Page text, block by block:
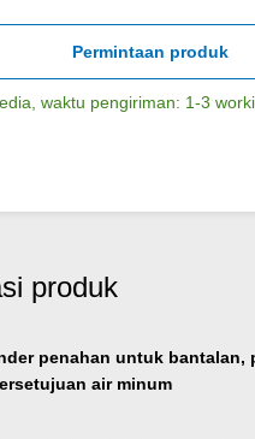
Permintaan produk
waktu pengiriman: 1-3
produk
penahan untuk bantalan,
air minum